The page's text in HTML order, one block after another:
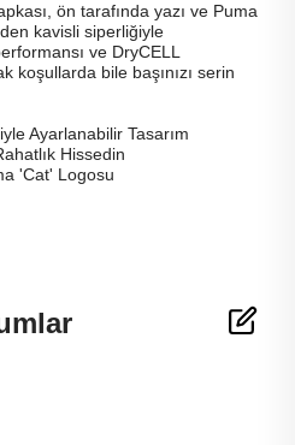
ön tarafında yazı ve Puma
kavisli siperliğiyle
ve DryCELL
koşullarda bile başınızı serin
Ayarlanabilir Tasarım
Hissedin
'Cat' Logosu